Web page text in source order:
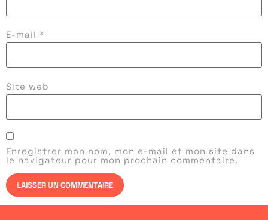
E-mail *
Site web
Enregistrer mon nom, mon e-mail et mon site dans
le navigateur pour mon prochain commentaire.